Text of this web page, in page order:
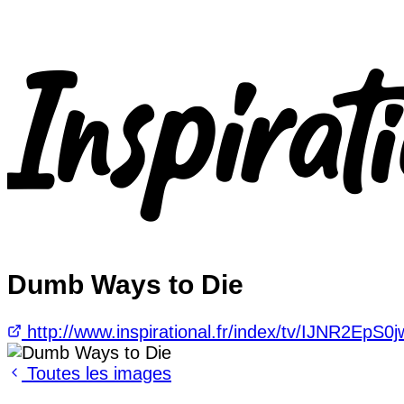
Dumb Ways to Die
http://www.inspirational.fr/index/tv/
Toutes les images